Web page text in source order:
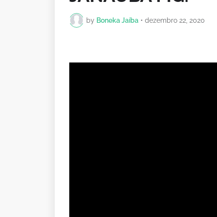
by Boneka Jaíba • dezembro 22, 2020